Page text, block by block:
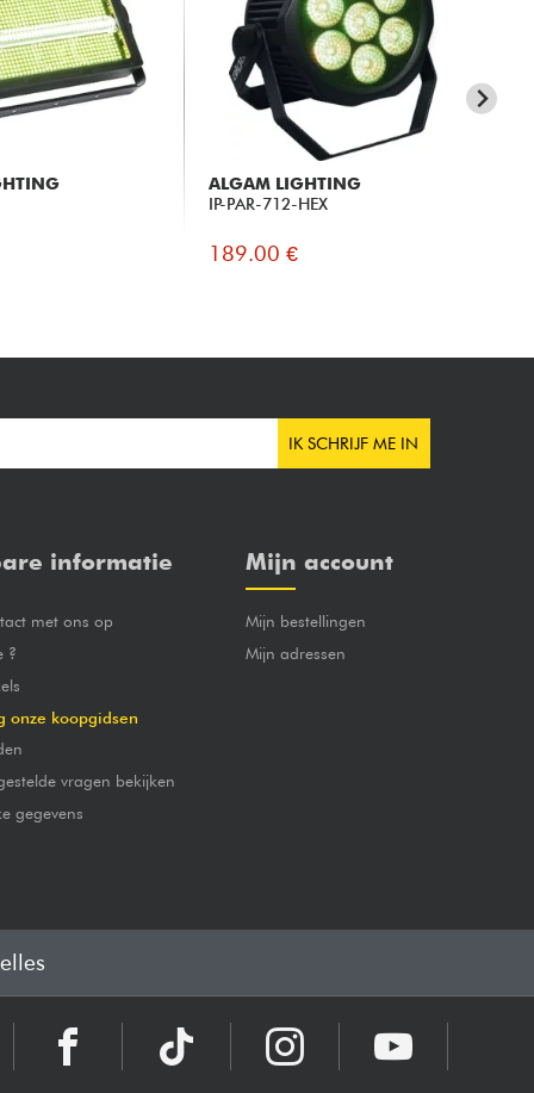
ALGAM LIGHTING
IP-PAR-712-HEX
189.00 €
IK SCHRIJF ME IN
informatie
met ons op
?
onze koopgidsen
vragen bekijken
gegevens
Mijn account
Mijn bestellingen
Mijn adressen